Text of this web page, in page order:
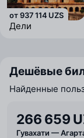
от 937 114 UZS
Дели
Дешёвые
Найденные
266 659
Гувахати —